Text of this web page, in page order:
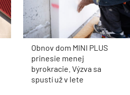
Obnov dom MINI PLUS
prinesie menej
byrokracie. Výzva sa
spustí už v lete